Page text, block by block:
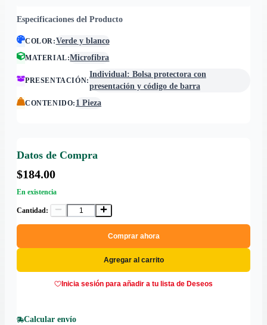
Especificaciones del Producto
COLOR:Verde y blanco
MATERIAL:Microfibra
PRESENTACIÓN:
Individual: Bolsa protectora con
presentación y código de barra
CONTENIDO: 1 Pieza
Datos de Compra
$184.00
En existencia
Cantidad:
Comprar ahora
Agregar al carrito
Inicia sesión para añadir a tu lista de Deseos
Calcular envío